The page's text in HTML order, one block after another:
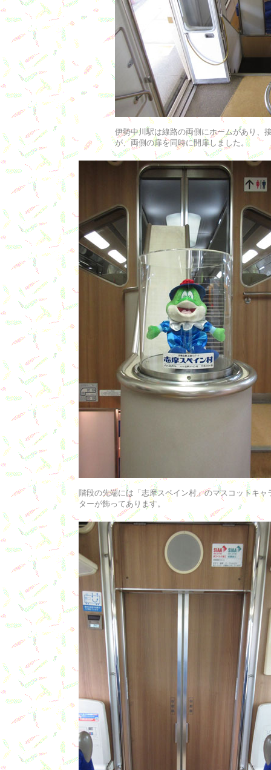
伊勢中川駅は線路の両側にホームがあり、
が、両側の扉を同時に開扉しました。
階段の先端には「志摩スペイン村」のマスコットキャ
ターが飾ってあります。